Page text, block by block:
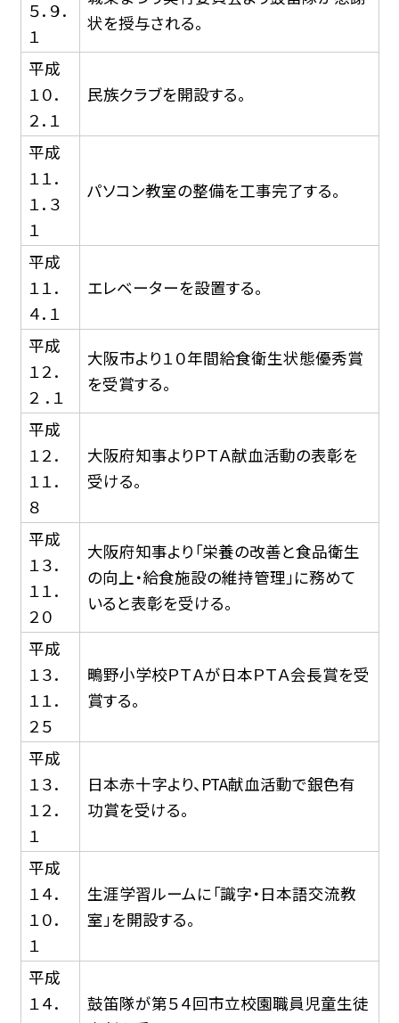
５．９．
１
状を授与される。
平成
１０．
２．１
民族クラブを開設する。
平成
１１．
１．３
１
パソコン教室の整備を工事完了する。
平成
１１．
４．１
エレベーターを設置する。
平成
１２．
２ ．１
大阪市より１０年間給食衛生状態優秀賞
を受賞する。
平成
１２．
１１．
８
大阪府知事よりＰＴＡ献血活動の表彰を
受ける。
平成
１３．
１１．
２０
大阪府知事より「栄養の改善と食品衛生
の向上・給食施設の維持管理」に務めて
いると表彰を受ける。
平成
１３．
１１．
２５
鴫野小学校ＰＴＡが日本ＰＴＡ会長賞を受
賞する。
平成
１３．
１２．
１
日本赤十字より、PTA献血活動で銀色有
功賞を受ける。
平成
１４．
１０．
１
生涯学習ルームに「識字・日本語交流教
室」を開設する。
平成
１４．
鼓笛隊が第５４回市立校園職員児童生徒